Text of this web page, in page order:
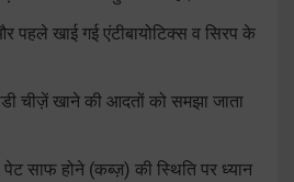
पहले खाई गई एंटीबायोटिक्स व सिरप के
चीज़ें खाने की आदतों को समझा जाता
साफ होने (कब्ज़) की स्थिति पर ध्यान